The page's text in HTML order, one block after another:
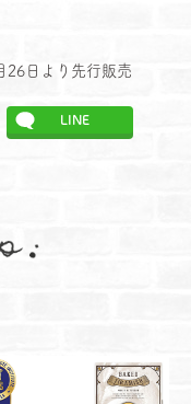
26日より先行販売
LINE